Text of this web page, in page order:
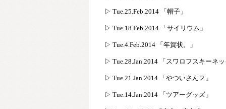
▷ Tue.25.Feb.2014 「帽子」
▷ Tue.18.Feb.2014 「サイリウム」
▷ Tue.4.Feb.2014 「年賀状。」
▷ Tue.28.Jan.2014 「スワロフスキーネッ
▷ Tue.21.Jan.2014 「やついさん２」
▷ Tue.14.Jan.2014 「ツアーグッズ」